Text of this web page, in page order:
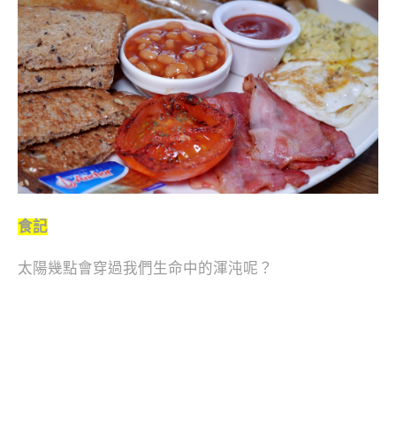
食記
太陽幾點會穿過我們生命中的渾沌呢？